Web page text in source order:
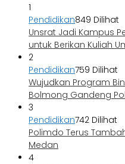
1
Pendidikan849 Dilihat
Unsrat Jadi Kampus
untuk Berikan Kuliah
2
Pendidikan759 Dilihat
Wujudkan Program
Bolmong Gandeng
3
Pendidikan742 Dilihat
Polimdo Terus
Medan
4